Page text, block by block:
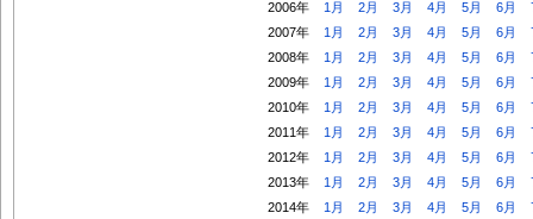
2006年 1月 2月 3月 4月 5月 6月
2007年
1月 2月 3月 4月 5月 6月
2008年
1月 2月 3月 4月 5月 6月
2009年
1月 2月 3月 4月 5月 6月
2010年
1月 2月 3月 4月 5月 6月
2011年
1月 2月 3月 4月 5月 6月
2012年
1月 2月 3月 4月 5月 6月
2013年
1月 2月 3月 4月 5月 6月
2014年
1月 2月 3月 4月 5月 6月